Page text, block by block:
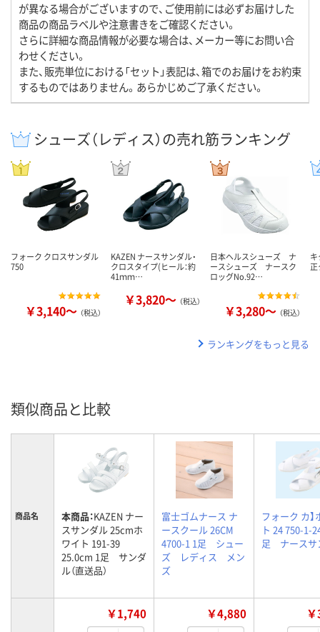
が異なる場合がございますので、ご使用前には必ずお届けした
商品の商品ラベルや注意書きをご確認ください。
さらに詳細な商品情報が必要な場合は、メーカー等にお問い合
わせください。
また、販売単位における「セット」表記は、箱でのお届けをお約束
するものではありません。あらかじめご了承ください。
シューズ（レディス）の売れ筋ランキング
フォーク クロスサンダル
750
￥3,140～ （税込）
KAZEN ナースサンダル・
クロスタイプ(ヒール：約
41ｍｍ…
￥3,820～ （税込）
日本ヘルスシューズ ナ
ースシューズ ナースク
ロッグNo.92…
￥3,280～ （税込）
ランキングをもっと見る
類似商品と比較
商品名 本商品：KAZEN ナー
スサンダル 25cmホ
ワイト 191-39
25.0cm 1足 サンダ
ル（直送品）
富士ゴムナース ナ
ースクール 26CM
4700-1 1足 シュー
ズ レディス メン
ズ
フォーク カ】
ト 24 750-1-
足 ナースサ
￥1,740 ￥4,880